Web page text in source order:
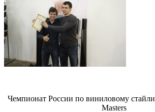
Чемпионат России по виниловому
Masters